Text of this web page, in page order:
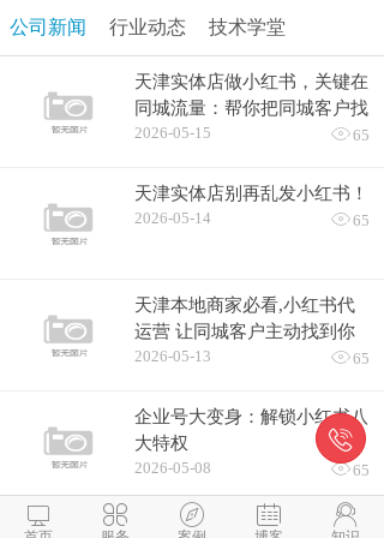
公司新闻 行业动态 技术学堂
天津实体店做小红书，关键在
同城流量：帮你把同城客户找
过来
2026-05-15 65
天津实体店别再乱发小红书！
2026-05-14 65
天津本地商家必看,小红书代
运营 让同城客户主动找到你
2026-05-13 65
企业号大变身：解锁小红书八
大特权
2026-05-08 65
内容价值感
    
